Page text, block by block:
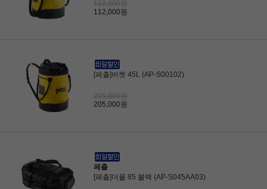
112,000원
112,000원
[페츨]버켓 45L (AP-S00102)
205,000원
205,000원
페츨
[페츨]더플 85 블랙 (AP-S045AA03)